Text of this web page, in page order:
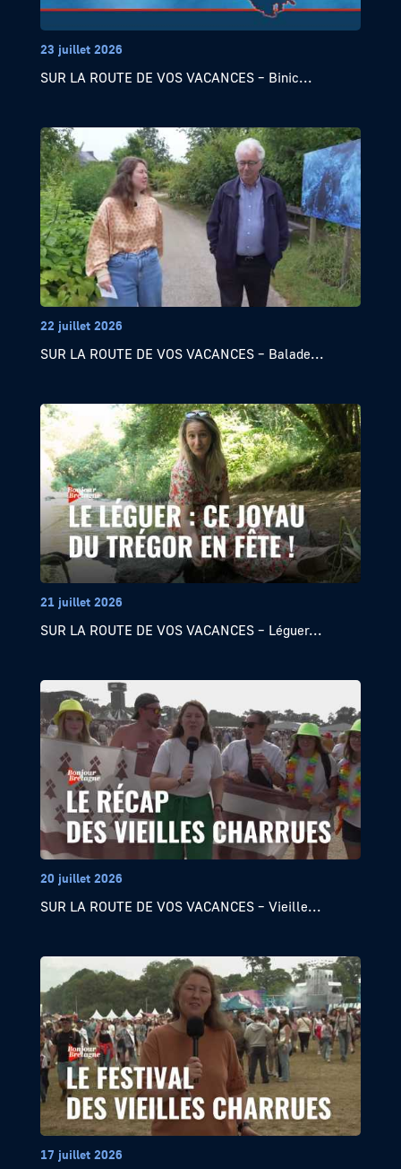
23 juillet 2026
SUR LA ROUTE DE VOS VACANCES – Binic...
22 juillet 2026
SUR LA ROUTE DE VOS VACANCES – Balade...
21 juillet 2026
SUR LA ROUTE DE VOS VACANCES – Léguer...
20 juillet 2026
SUR LA ROUTE DE VOS VACANCES – Vieille...
17 juillet 2026